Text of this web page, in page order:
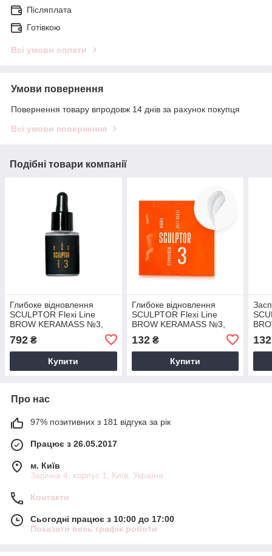
Післяплата
Готівкою
Всі умови оплати
Умови повернення
Повернення товару впродовж 14 днів за рахунок покупця
Всі умови повернення
Подібні товари компанії
Глибоке відновлення
SCULPTOR Flexi Line
BROW KERAMASS №3,
792 ₴
Купити
Глибоке відновлення
SCULPTOR Flexi Line
BROW KERAMASS №3,
132₴
Купити
132
Про нас
97% позитивних з 181 відгука за рік
Працює з 26.05.2017
м. Київ
Зарічна 4, корпус 1, Київ, Україна
Контакти
Сьогодні працює з 10:00 до 17:00
Показати весь графік роботи